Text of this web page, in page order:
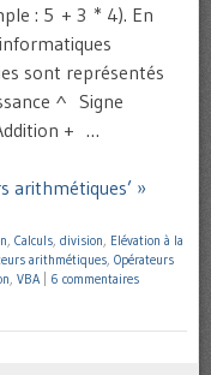
: 5 + 3 * 4). En
sont représentés
^ Signe
+ …
arithmétiques’ »
, Calculs, division, Elévation à la
arithmétiques, Opérateurs
, VBA 6 commentaires